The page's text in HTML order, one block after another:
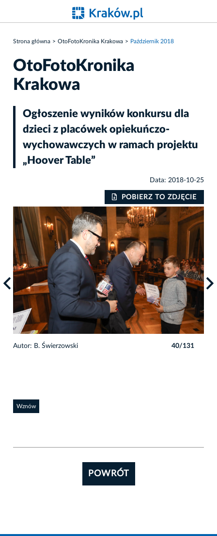
Strona główna OtoFotoKronika Krakowa Październik 2018
OtoFotoKronika
Krakowa
Ogłoszenie wyników konkursu dla
dzieci z placówek opiekuńczo-
wychowawczych w ramach projektu
„Hoover Table”
Data: 2018-10-25
POBIERZ TO ZDJĘCIE
Autor: B. Świerzowski 40/131
Wznów
POWRÓT